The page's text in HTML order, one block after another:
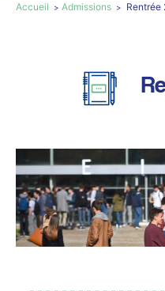
Accueil Admissions Rentrée